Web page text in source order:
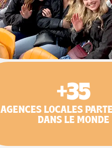
+35
AGENCES LOCALES
DANS LE MONDE